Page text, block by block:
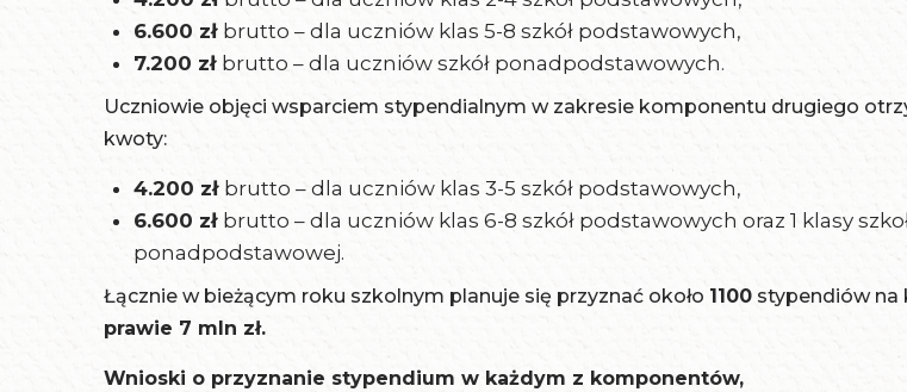
6.600 zł brutto – dla uczniów klas 5-8 szkół podstawowych,
7.200 zł brutto – dla uczniów szkół ponadpodstawowych.
Uczniowie objęci wsparciem stypendialnym w zakresie komponentu drugiego
kwoty:
4.200 zł brutto – dla uczniów klas 3-5 szkół podstawowych,
6.600 zł brutto – dla uczniów klas 6-8 szkół podstawowych oraz 1 klasy
ponadpodstawowej.
Łącznie w bieżącym roku szkolnym planuje się przyznać około 1100 stypendiów na
prawie 7 mln zł.
Wnioski o przyznanie stypendium w każdym z komponentów,